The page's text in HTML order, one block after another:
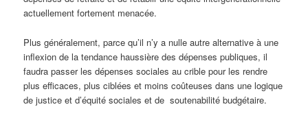
actuellement fortement menacée.
Plus généralement, parce qu’il n’y a nulle autre alternative à une
inflexion de la tendance haussière des dépenses publiques, il
faudra passer les dépenses sociales au crible pour les rendre
plus efficaces, plus ciblées et moins coûteuses dans une logique
de justice et d’équité sociales et de soutenabilité budgétaire.